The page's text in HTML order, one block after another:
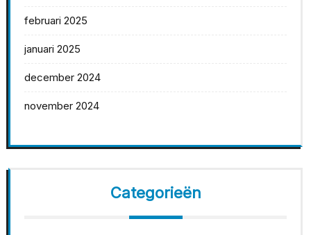
februari 2025
januari 2025
december 2024
november 2024
Categorieën